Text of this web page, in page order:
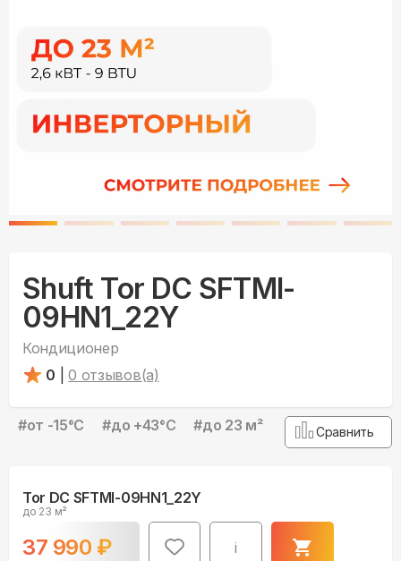
Shuft Tor DC SFTMI-
09HN1_22Y
Кондиционер
0
0 отзывов(а)
#от -15°С #до +43°С #до 23 м² Сравнить
Tor DC SFTMI-09HN1_22Y
до 23 м²
37 990 ₽ i